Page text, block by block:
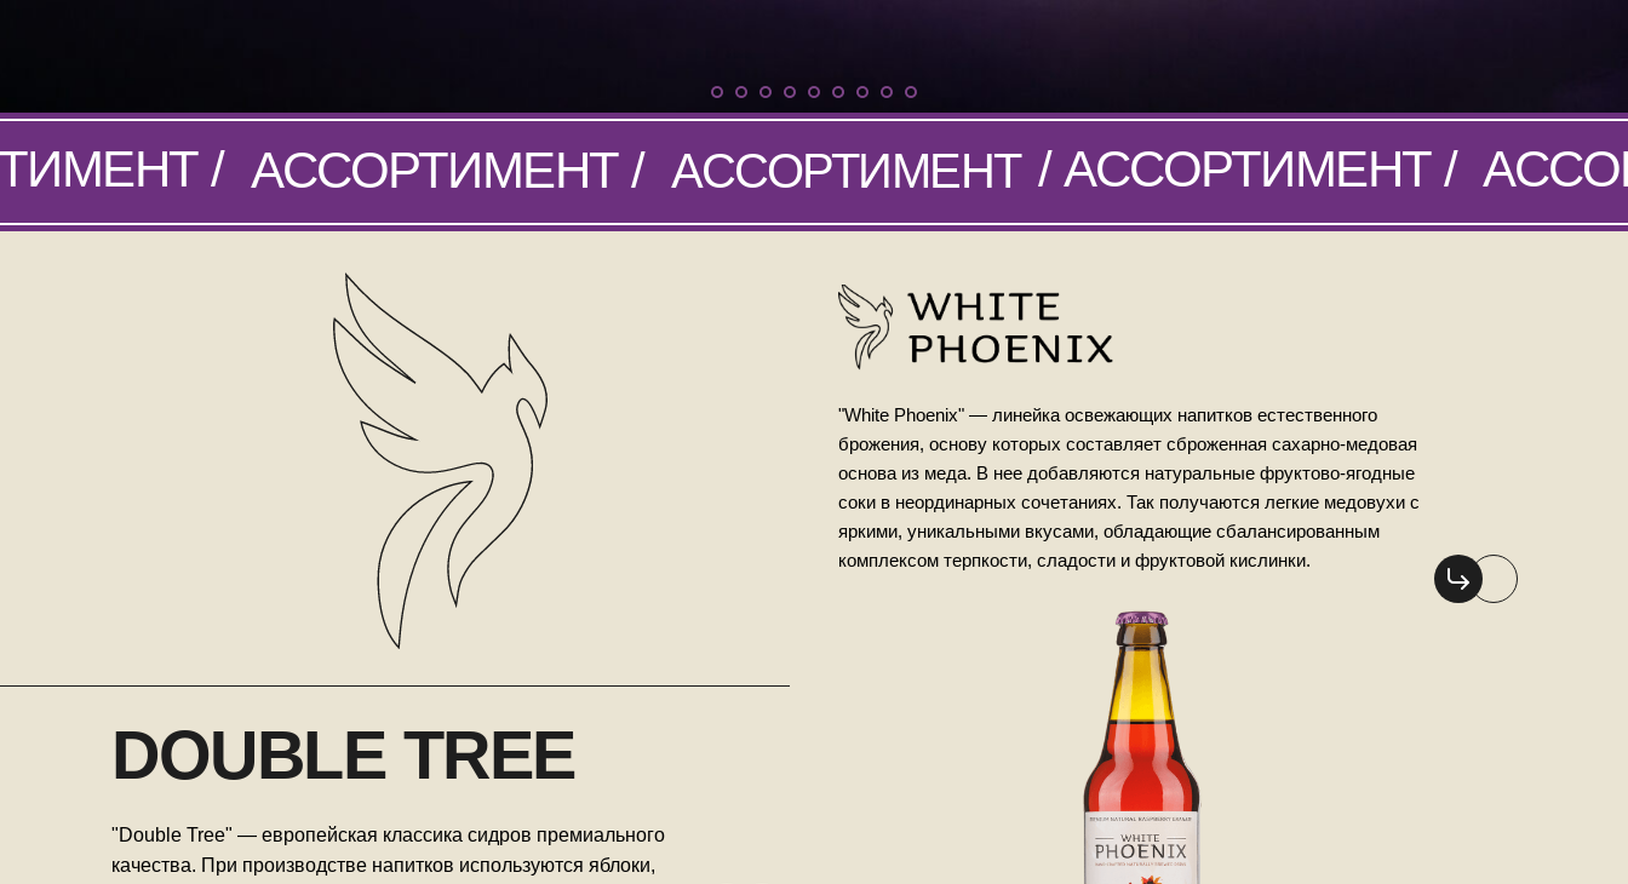
АССОРТИМЕНТ / АССОРТИМЕНТ / АССОРТИМЕНТ /
/
"White Phoenix" — линейка освежающих напитков естественного
брожения, основу которых составляет сброженная сахарно-медовая
основа из меда. В нее добавляются натуральные фруктово-ягодные
соки в неординарных сочетаниях. Так получаются легкие медовухи с
яркими, уникальными вкусами, обладающие сбалансированным
комплексом терпкости, сладости и фруктовой кислинки.
DOUBLE TREE
"Double Tree" — европейская классика сидров премиального
качества. При производстве напитков используются яблоки,